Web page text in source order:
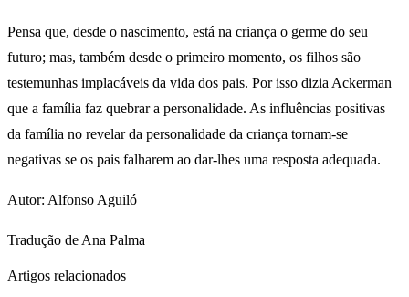
Pensa que, desde o nascimento, está na criança o germe do seu
futuro; mas, também desde o primeiro momento, os filhos são
testemunhas implacáveis da vida dos pais. Por isso dizia Ackerman
que a família faz quebrar a personalidade. As influências positivas
da família no revelar da personalidade da criança tornam-se
negativas se os pais falharem ao dar-lhes uma resposta adequada.
Autor: Alfonso Aguiló
Tradução de Ana Palma
Artigos relacionados